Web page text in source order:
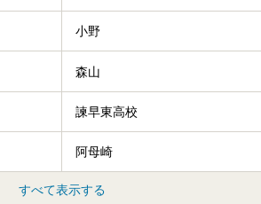
小野
森山
諫早東高校
阿母崎
すべて表示する